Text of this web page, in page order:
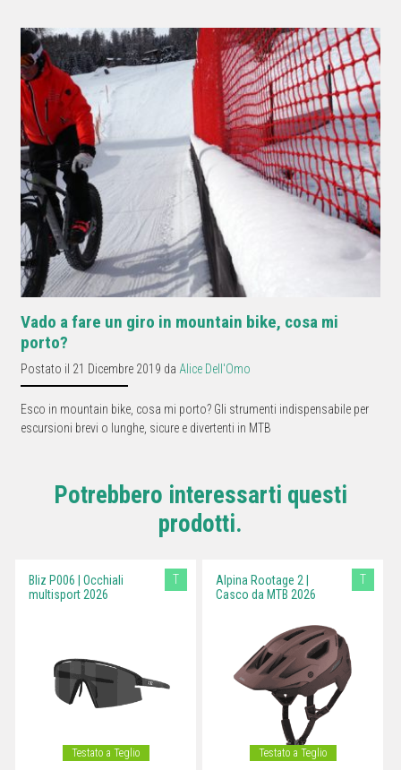
Vado a fare un giro in mountain bike, cosa mi
porto?
Postato il 21 Dicembre 2019 da Alice Dell'Omo
Esco in mountain bike, cosa mi porto? Gli strumenti indispensabile per
escursioni brevi o lunghe, sicure e divertenti in MTB
Potrebbero interessarti questi
prodotti.
Bliz P006 | Occhiali
multisport 2026
T
Testato a Teglio
Alpina Rootage 2 |
Casco da MTB 2026
T
Testato a Teglio